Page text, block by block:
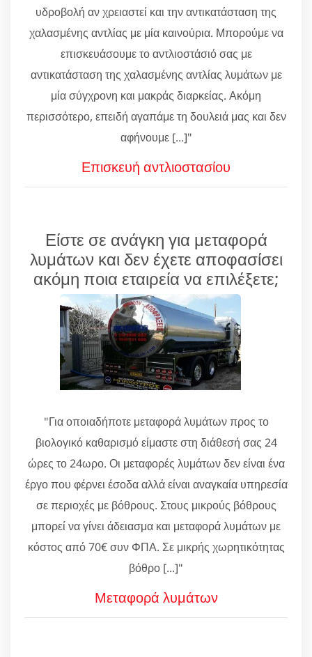
υδροβολή αν χρειαστεί και την αντικατάσταση της
χαλασμένης αντλίας με μία καινούρια. Μπορούμε να
επισκευάσουμε το αντλιοστάσιό σας με
αντικατάσταση της χαλασμένης αντλίας λυμάτων με
μία σύγχρονη και μακράς διαρκείας. Ακόμη
περισσότερο, επειδή αγαπάμε τη δουλειά μας και δεν
αφήνουμε [...]"
Επισκευή αντλιοστασίου
Είστε σε ανάγκη για μεταφορά
λυμάτων και δεν έχετε αποφασίσει
ακόμη ποια εταιρεία να επιλέξετε;
"Για οποιαδήποτε μεταφορά λυμάτων προς το
βιολογικό καθαρισμό είμαστε στη διάθεσή σας 24
ώρες το 24ωρο. Οι μεταφορές λυμάτων δεν είναι ένα
έργο που φέρνει έσοδα αλλά είναι αναγκαία υπηρεσία
σε περιοχές με βόθρους. Στους μικρούς βόθρους
μπορεί να γίνει άδειασμα και μεταφορά λυμάτων με
κόστος από 70€ συν ΦΠΑ. Σε μικρής χωρητικότητας
βόθρο [...]"
Μεταφορά λυμάτων